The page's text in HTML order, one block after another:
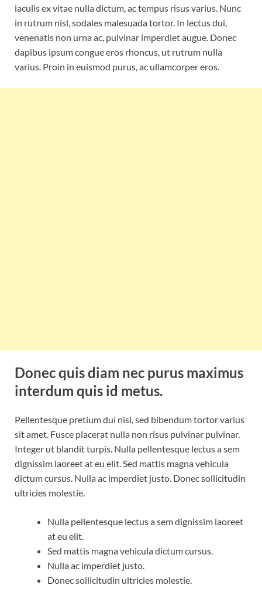
iaculis ex vitae nulla dictum, ac tempus risus varius. Nunc
in rutrum nisl, sodales malesuada tortor. In lectus dui,
venenatis non urna ac, pulvinar imperdiet augue. Donec
dapibus ipsum congue eros rhoncus, ut rutrum nulla
varius. Proin in euismod purus, ac ullamcorper eros.
Donec quis diam nec purus maximus
interdum quis id metus.
Pellentesque pretium dui nisl, sed bibendum tortor varius
sit amet. Fusce placerat nulla non risus pulvinar pulvinar.
Integer ut blandit turpis. Nulla pellentesque lectus a sem
dignissim laoreet at eu elit. Sed mattis magna vehicula
dictum cursus. Nulla ac imperdiet justo. Donec sollicitudin
ultricies molestie.
Nulla pellentesque lectus a sem dignissim laoreet
at eu elit.
Sed mattis magna vehicula dictum cursus.
Nulla ac imperdiet justo.
Donec sollicitudin ultricies molestie.